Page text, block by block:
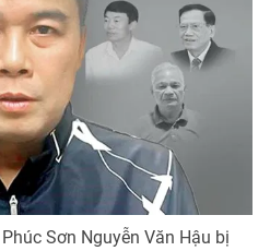
hình Việt Nam
báo điện tử số 483/GP-BTTTT
Sơn Nguyễn Văn Hậu bị